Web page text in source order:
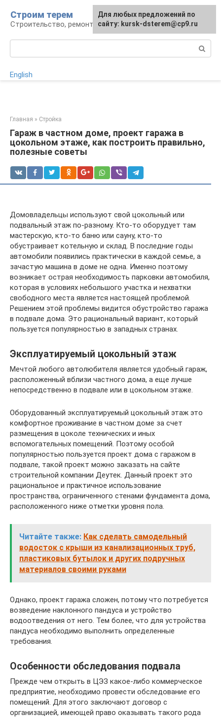
контенту
Строим терем
Строительство, ремонт, ландшафт
English
Главная » Стройка
Гараж в частном доме, проект гаража в
цокольном этаже, как построить правильно,
полезные советы
Домовладельцы используют свой цокольный или
подвальный этаж по-разному. Кто-то оборудует там
мастерскую, кто-то баню или сауну, кто-то
обустраивает котельную и склад. В последние годы
автомобили появились практически в каждой семье, а
зачастую машина в доме не одна. Именно поэтому
возникает острая необходимость парковки автомобиля,
которая в условиях небольшого участка и нехватки
свободного места является настоящей проблемой.
Решением этой проблемы видится обустройство гаража
в подвале дома. Это рациональный вариант, который
пользуется популярностью в западных странах.
Эксплуатируемый цокольный этаж
Мечтой любого автолюбителя является удобный гараж,
расположенный вблизи частного дома, а еще лучше
непосредственно в подвале или в цокольном этаже.
Оборудованный эксплуатируемый цокольный этаж это
комфортное проживание в частном доме за счет
размещения в цоколе технических и иных
вспомогательных помещений. Поэтому особой
популярностью пользуется проект дома с гаражом в
подвале, такой проект можно заказать на сайте
строительной компании Деутек. Данный проект это
рациональное и практичное использование
пространства, ограниченного стенами фундамента дома,
расположенного ниже отметки уровня пола.
Читайте также: Как сделать самодельный
водосток с крыши из канализационных труб,
пластиковых бутылок и других подручных
материалов своими руками
Однако, проект гаража сложен, потому что потребуется
возведение наклонного пандуса и устройство
водоотведения от него. Тем более, что для устройства
пандуса необходимо выполнить определенные
требования.
Особенности обследования подвала
Прежде чем открыть в ЦЭЗ какое-либо коммерческое
предприятие, необходимо провести обследование его
помещений. Для этого заключают договор с
организацией, имеющей право оказывать такого рода
Для любых предложений по
сайту: kursk-dsterem@cp9.ru